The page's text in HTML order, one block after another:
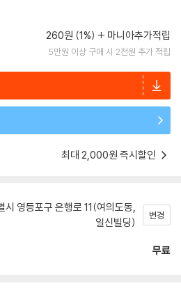
260원 (1%) 마니아추가적립
5만원 이상 구매 시 2천원 추가 적립
최대 2,000원 즉시할인
시 영등포구 은행로 11(여의도동,
일신빌딩)
변경
무료